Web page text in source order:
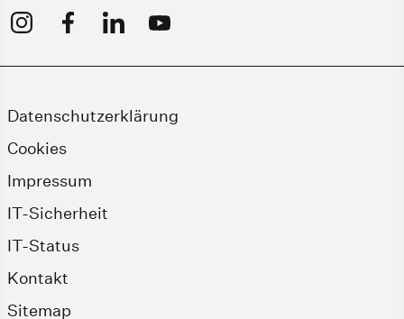
Datenschutzerklärung
Cookies
Impressum
IT-Sicherheit
IT-Status
Kontakt
Sitemap